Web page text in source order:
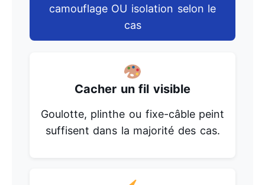
camouflage OU isolation selon le
cas
Cacher un fil visible
Goulotte, plinthe ou fixe-câble peint
suffisent dans la majorité des cas.